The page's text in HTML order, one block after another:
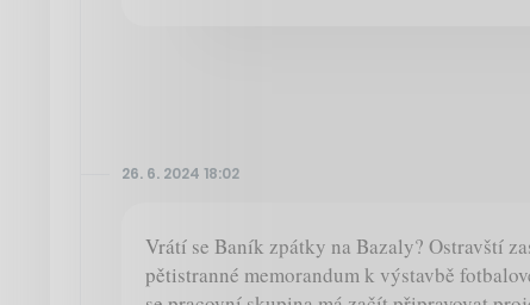
26. 6. 2024 18:02
Vrátí se Baník zpátky na Bazaly? Ostravští
pětistranné memorandum k výstavbě